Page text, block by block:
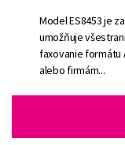
Model ES8453 je
umožňuje
faxovanie formátu
alebo firmám...